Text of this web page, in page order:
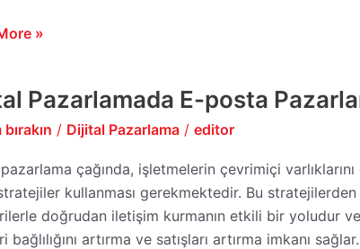
»
Pazarlamada E-posta
/ Dijital Pazarlama / editor
çağında, işletmelerin çevrimiçi
kullanması gerekmektedir. Bu
doğrudan iletişim kurmanın etkili bir yoludur
bağlılığını artırma ve satışları artırma imkanı